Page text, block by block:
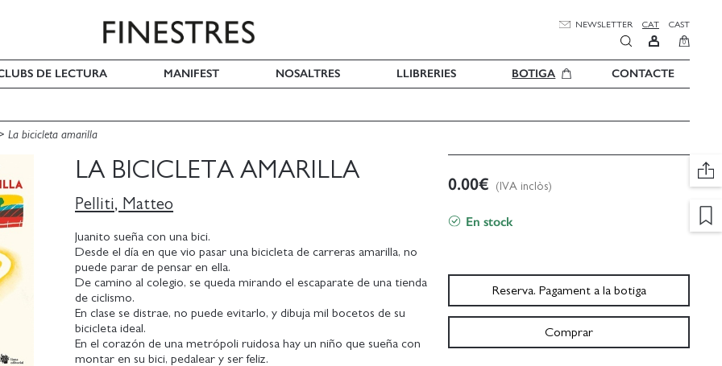
NEWSLETTER CAT CAST
0
DE LECTURA MANIFEST NOSALTRES LLIBRERIES BOTIGA CONTACTE
La bicicleta amarilla
LA BICICLETA AMARILLA
Pelliti, Matteo
Juanito sueña con una bici.
Desde el día en que vio pasar una bicicleta de carreras amarilla, no
puede parar de pensar en ella.
De camino al colegio, se queda mirando el escaparate de una tienda
de ciclismo.
En clase se distrae, no puede evitarlo, y dibuja mil bocetos de su
bicicleta ideal.
En el corazón de una metrópoli ruidosa hay un niño que sueña con
montar en su bici, pedalear y ser feliz.
0.00€ (IVA inclòs)
En stock
Reserva. Pagament a la botiga
Comprar